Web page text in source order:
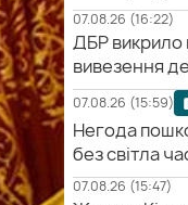
07.08.26 (16:22)
ДБР викрило
вивезення
07.08.26 (15:59)
Негода
без світла
07.08.26 (15:47)